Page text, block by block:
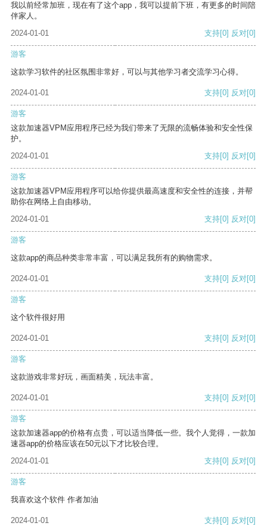
我以前经常加班，现在有了这个app，我可以提前下班，有更多的时间陪
伴家人。
2024-01-01
支持[0] 反对[0]
游客
这款学习软件的社区氛围非常好，可以与其他学习者交流学习心得。
2024-01-01 支持[0] 反对[0]
游客
这款加速器VPM应用程序已经为我们带来了无限的流畅体验和安全性保
护。
2024-01-01
支持[0] 反对[0]
游客
这款加速器VPM应用程序可以给你提供最高速度和安全性的连接，并帮
助你在网络上自由移动。
2024-01-01
支持[0] 反对[0]
游客
这款app的商品种类非常丰富，可以满足我所有的购物需求。
2024-01-01 支持[0] 反对[0]
游客
这个软件很好用
2024-01-01 支持[0] 反对[0]
游客
这款游戏非常好玩，画面精美，玩法丰富。
2024-01-01 支持[0] 反对[0]
游客
这款加速器app的价格有点贵，可以适当降低一些。我个人觉得，一款加
速器app的价格应该在50元以下才比较合理。
2024-01-01
支持[0] 反对[0]
游客
我喜欢这个软件 作者加油
2024-01-01 支持[0] 反对[0]